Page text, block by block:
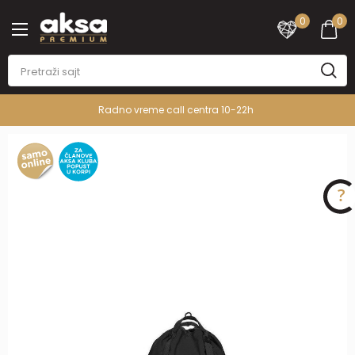
0
0
Radno vreme call centra 10-22h